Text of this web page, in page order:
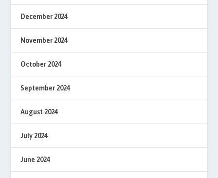
December 2024
November 2024
October 2024
September 2024
August 2024
July 2024
June 2024